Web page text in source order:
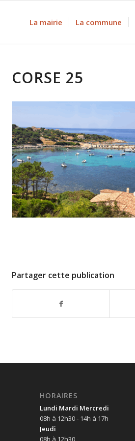
La mairie La commune
CORSE 25
Partager cette publication
HORAIRES
Lundi Mardi Mercredi
08h à 12h30 - 14h à 17h
Jeudi
08h à 12h30